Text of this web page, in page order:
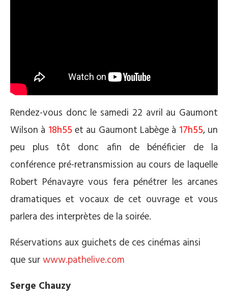
Rendez-vous donc le samedi 22 avril au Gaumont
Wilson à 18h55 et au Gaumont Labège à 17h55, un
peu plus tôt donc afin de bénéficier de la
conférence pré-retransmission au cours de laquelle
Robert Pénavayre vous fera pénétrer les arcanes
dramatiques et vocaux de cet ouvrage et vous
parlera des interprètes de la soirée.
Réservations aux guichets de ces cinémas ainsi
que surwww.pathelive.com
Serge Chauzy